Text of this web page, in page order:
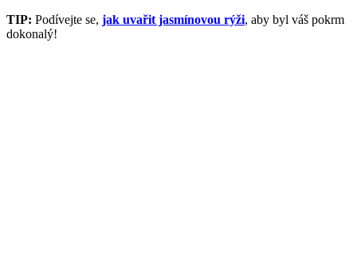
TIP: Podívejte se, jak uvařit jasmínovou rýži, aby byl váš pokrm
dokonalý!